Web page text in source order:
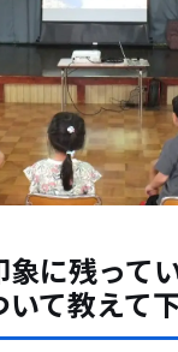
に残って
て教えて下